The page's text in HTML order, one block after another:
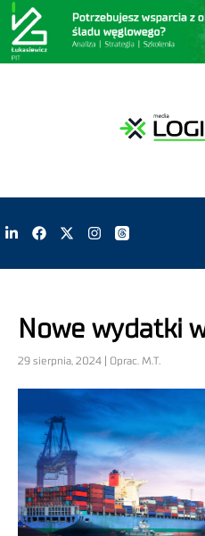
Nowe wydatki
29 sierpnia, 2024 | Oprac. M.T.